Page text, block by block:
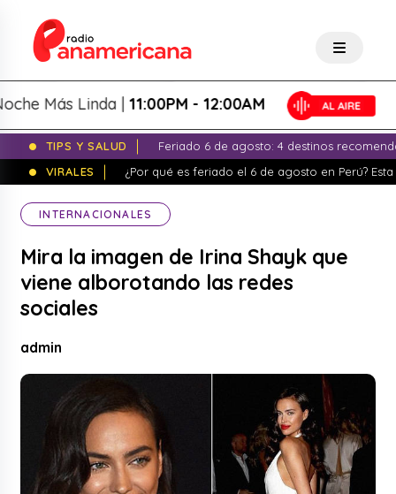
Más Linda |11:00PM - 12:00AM
TIPS Y SALUD
Feriado 6 de agosto: 4 destinos
VIRALES
¿Por qué es feriado el 6 de agosto en Perú?
INTERNACIONALES
Mira la imagen de Irina Shayk que
viene alborotando las redes
sociales
admin